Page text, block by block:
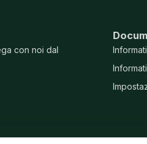
con noi dal